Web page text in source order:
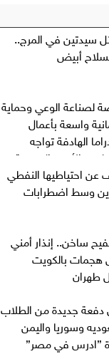
سيدتين في المرج..
أبيض
لصناعة الوعي وحماية
واسعة بأعمال
الهادفة تواجه
لقيم الأسرة المصرية
عن احتياطيها النفطي
وسط اضطرابات
ساخن.. إنذار أمني
هجمات بالكويت
طهران
جديدة من الطلاب
وسوريا واليمن
”ادرس في مصر”